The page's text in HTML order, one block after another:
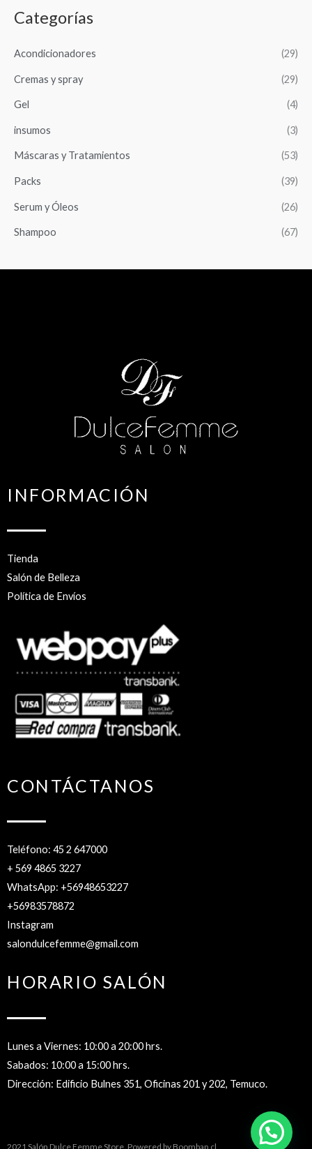
c
r
p
o
Categorías
Acondicionadores (29)
Cremas y spray (29)
Gel (4)
insumos (3)
Máscaras y Tratamientos (53)
Packs (39)
Serum y Óleos (26)
Shampoo (67)
INFORMACIÓN
Tienda
Salón de Belleza
Política de Envíos
CONTÁCTANOS
Teléfono: 45 2 647000
+ 569 4865 3227
WhatsApp: +56948653227
+56983578872
Instagram
salondulcefemme@gmail.com
HORARIO SALÓN
Lunes a Viernes: 10:00 a 20:00 hrs.
Sabados: 10:00 a 15:00 hrs.
Dirección: Edificio Bulnes 351, Oficinas 201 y 202, Temuco.
2021 Salón Dulce Femme Store. Powered by Boombap.cl